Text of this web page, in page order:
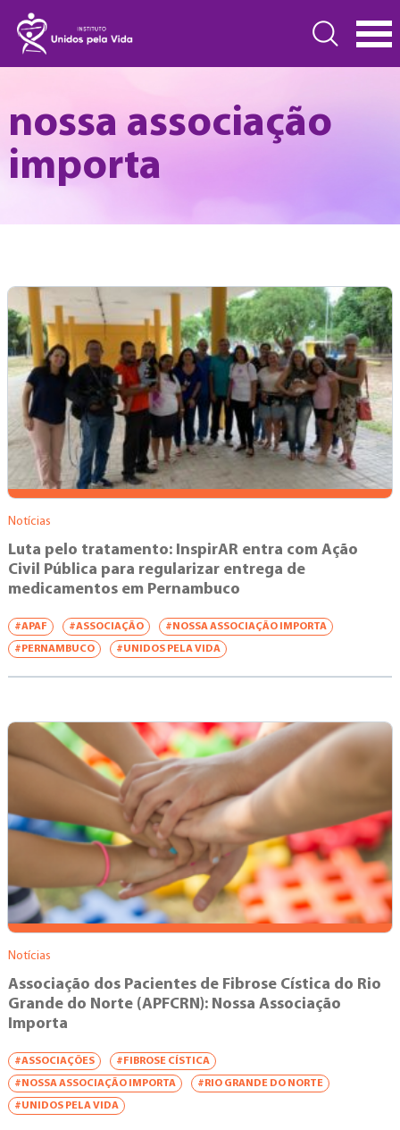
nossa associação
importa
Notícias
Luta pelo tratamento: InspirAR entra com Ação
Civil Pública para regularizar entrega de
medicamentos em Pernambuco
#APAF #ASSOCIAÇÃO #NOSSA ASSOCIAÇÃO IMPORTA
#PERNAMBUCO #UNIDOS PELA VIDA
Notícias
Associação dos Pacientes de Fibrose Cística do Rio
Grande do Norte (APFCRN): Nossa Associação
Importa
#ASSOCIAÇÕES #FIBROSE CÍSTICA
#NOSSA ASSOCIAÇÃO IMPORTA #RIO GRANDE DO NORTE
#UNIDOS PELA VIDA